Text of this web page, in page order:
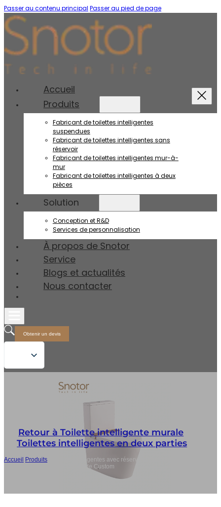
Passer au contenu principal Passer au pied de page
Accueil
Produits
Fabricant de toilettes intelligentes
suspendues
Fabricant de toilettes intelligentes sans
réservoir
Fabricant de toilettes intelligentes mur-à-
mur
Fabricant de toilettes intelligentes à deux
pièces
Solution
Conception et R&D
Services de personnalisation
À propos de Snotor
Service
Blogs et actualités
Nous contacter
Obtenir un devis
Retour à Toilette intelligente murale
Toilettes intelligentes en deux parties
Accueil Produits
Toilettes intelligentes avec réservoir Wholesale, Toilettes
intelligentes avec télécommande Custom